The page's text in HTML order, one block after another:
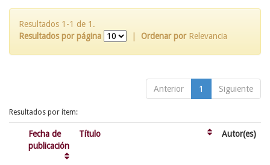
Resultados 1-1 de 1.
Resultados por página
Ordenar por Relevancia
Anterior 1 Siguiente
Resultados por ítem:
Fecha de
publicación
Título Autor(es)